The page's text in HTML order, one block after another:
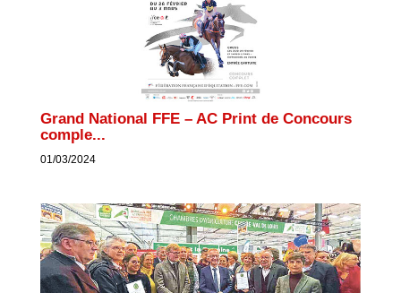
Grand National FFE – AC Print de Concours
comple...
01/03/2024